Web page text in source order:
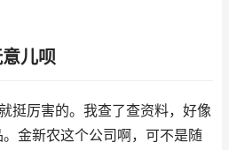
儿呗
挺厉害的。我查了查资料，好像
金新农这个公司啊，可不是随